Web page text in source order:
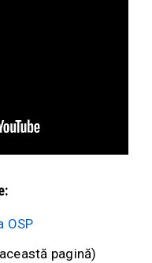
OSP
pagină)